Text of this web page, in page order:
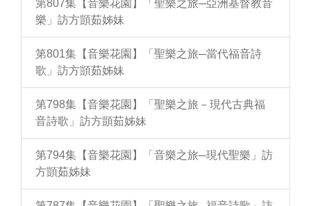
第807集【音樂花園】「聖樂之旅─亞洲基督教音
樂」訪方顗茹姊妹
第801集【音樂花園】「聖樂之旅─當代福音詩
歌」訪方顗茹姊妹
第798集【音樂花園】「聖樂之旅－現代古典福
音詩歌」訪方顗茹姊妹
第794集【音樂花園】「音樂之旅─現代聖樂」訪
方顗茹姊妹